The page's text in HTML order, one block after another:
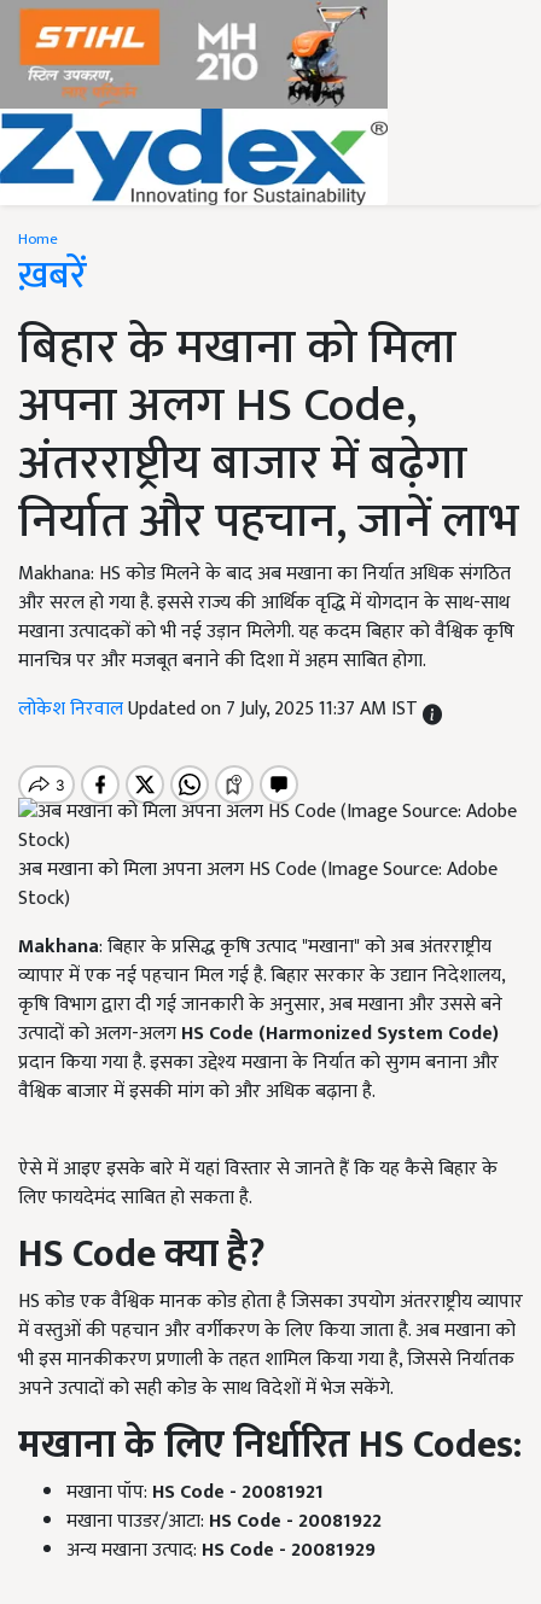
Home
ख़बरें
बिहार के मखाना को मिला
अपना अलग HS Code,
अंतरराष्ट्रीय बाजार में बढ़ेगा
निर्यात और पहचान, जानें लाभ
Makhana: HS कोड मिलने के बाद अब मखाना का निर्यात अधिक संगठित
और सरल हो गया है. इससे राज्य की आर्थिक वृद्धि में योगदान के साथ-साथ
मखाना उत्पादकों को भी नई उड़ान मिलेगी. यह कदम बिहार को वैश्विक कृषि
मानचित्र पर और मजबूत बनाने की दिशा में अहम साबित होगा.
लोकेश निरवालUpdated on 7 July, 2025 11:37 AM IST
अब मखाना को मिला अपना अलग HS Code (Image Source: Adobe
Stock)
Makhana: बिहार के प्रसिद्ध कृषि उत्पाद "मखाना" को अब अंतरराष्ट्रीय
व्यापार में एक नई पहचान मिल गई है. बिहार सरकार के उद्यान निदेशालय,
कृषि विभाग द्वारा दी गई जानकारी के अनुसार, अब मखाना और उससे बने
उत्पादों को अलग-अलगHS Code (Harmonized System Code)
प्रदान किया गया है. इसका उद्देश्य मखाना के निर्यात को सुगम बनाना और
वैश्विक बाजार में इसकी मांग को और अधिक बढ़ाना है.
ऐसे में आइए इसके बारे में यहां विस्तार से जानते हैं कि यह कैसे बिहार के
लिए फायदेमंद साबित हो सकता है.
HS Codeक्या है?
HS कोड एक वैश्विक मानक कोड होता है जिसका उपयोग अंतरराष्ट्रीय व्यापार
में वस्तुओं की पहचान और वर्गीकरण के लिए किया जाता है. अब मखाना को
भी इस मानकीकरण प्रणाली के तहत शामिल किया गया है, जिससे निर्यातक
अपने उत्पादों को सही कोड के साथ विदेशों में भेज सकेंगे.
मखाना के लिए निर्धारित HS Codes:
मखाना पॉप: HS Code - 20081921
मखाना पाउडर/आटा: HS Code - 20081922
अन्य मखाना उत्पाद: HS Code - 20081929